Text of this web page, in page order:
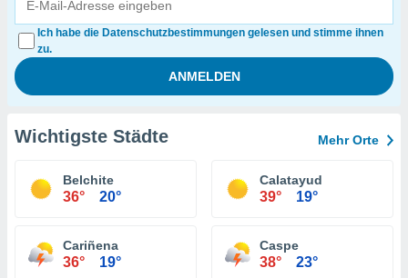
Ich habe die Datenschutzbestimmungen gelesen und stimme ihnen
zu.
Wichtigste Städte Mehr Orte
Belchite
36° 20°
Calatayud
39° 19°
Cariñena
36° 19°
Caspe
38° 23°